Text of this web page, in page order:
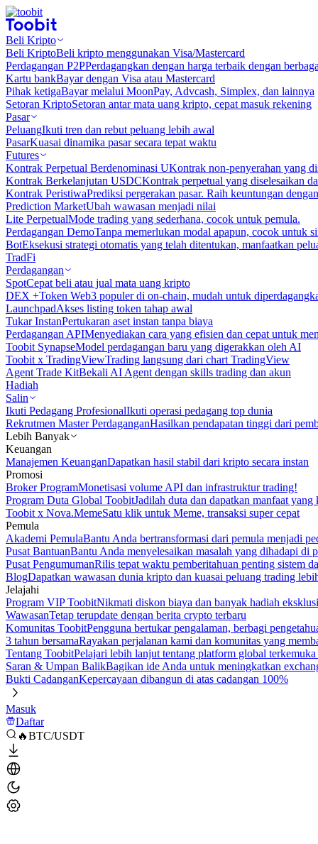
Beli Kripto
Beli KriptoBeli kripto menggunakan Visa/Mastercard
Perdagangan P2PPerdagangkan dengan harga terbaik dengan
Kartu bankBayar dengan Visa atau Mastercard
Pihak ketigaBayar melalui MoonPay, Advcash, Simplex, dan lainnya
Setoran KriptoSetoran antar mata uang kripto, cepat masuk rekening
Pasar
PeluangIkuti tren dan rebut peluang lebih awal
PasarKuasai dinamika pasar secara tepat waktu
Futures
Kontrak Perpetual Berdenominasi UKontrak non-penyerahan yang
Kontrak Berkelanjutan USDCKontrak perpetual yang diselesaikan
Kontrak PeristiwaPrediksi pergerakan pasar. Raih keuntungan
Prediction MarketUbah wawasan menjadi nilai
Lite PerpetualMode trading yang sederhana, cocok untuk pemula.
Perdagangan DemoTanpa memerlukan modal apapun, cocok untuk
BotEksekusi strategi otomatis yang telah ditentukan, manfaatkan
TradFi
Perdagangan
SpotCepat beli atau jual mata uang kripto
DEX +Token Web3 populer di on-chain, mudah untuk
LaunchpadAkses listing token tahap awal
Tukar InstanPertukaran aset instan tanpa biaya
Perdagangan APIMenyediakan cara yang efisien dan cepat untuk
Toobit SynapseModel perdagangan baru yang digerakkan oleh AI
Toobit x TradingViewTrading langsung dari chart TradingView
Agent Trade KitBekali AI Agent dengan skills trading dan akun
Hadiah
Salin
Ikuti Pedagang ProfesionalIkuti operasi pedagang top dunia
Rekrutmen Master PerdaganganHasilkan pendapatan tinggi dari
Lebih Banyak
Keuangan
Manajemen KeuanganDapatkan hasil stabil dari kripto secara instan
Promosi
Broker ProgramMonetisasi volume API dan infrastruktur trading!
Program Duta Global ToobitJadilah duta dan dapatkan manfaat
Toobit x Nova.MemeSatu klik untuk Meme, transaksi super cepat
Pemula
Akademi PemulaBantu Anda bertransformasi dari pemula menjadi
Pusat BantuanBantu Anda menyelesaikan masalah yang dihadapi di
Pusat PengumumanRilis tepat waktu pemberitahuan penting sistem
BlogDapatkan wawasan dunia kripto dan kuasai peluang trading
Jelajahi
Program VIP ToobitNikmati diskon biaya dan banyak hadiah
WawasanTetap terupdate dengan berita crypto terbaru
Komunitas ToobitPengguna bertukar pengalaman, berbagi
3 tahun bersamaRayakan perjalanan kami dan komunitas yang
Tentang ToobitPelajari lebih lanjut tentang platform global
Saran & Umpan BalikBagikan ide Anda untuk meningkatkan
Bukti CadanganKepercayaan dibangun di atas cadangan 100%
Masuk
Daftar
🔥BTC/USDT